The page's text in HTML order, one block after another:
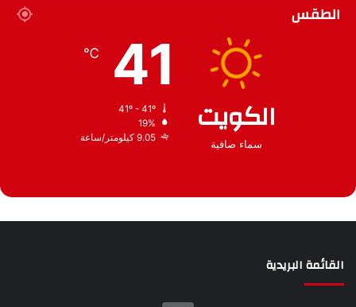
ش
الطقس
الكويت
سماء صافية
41
℃
19%
9.05 كيلومتر/ساعة
القائمة البريدية